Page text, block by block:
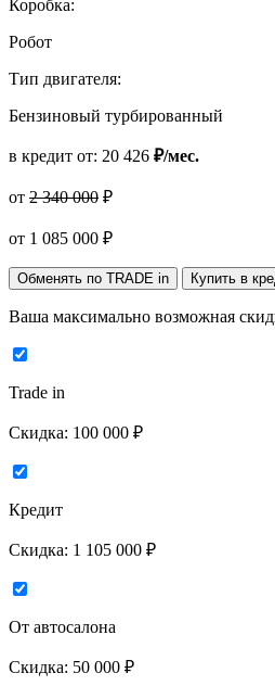
Коробка:
Робот
Тип двигателя:
Бензиновый турбированный
в кредит от: 20 426 ₽/мес.
от 2 340 000 ₽
от 1 085 000 ₽
Обменять по TRADE in Купить в
Ваша максимально возможная
Trade in
Скидка: 100 000 ₽
Кредит
Скидка: 1 105 000 ₽
От автосалона
Скидка: 50 000 ₽